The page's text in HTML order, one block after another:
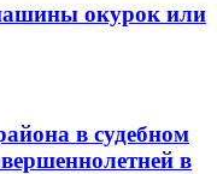
окурок или
в судебном
в